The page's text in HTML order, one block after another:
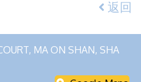
返回
MA ON SHAN, SHA